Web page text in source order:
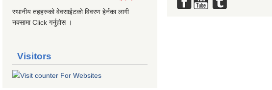
स्थानीय तहहरुको वेवसाईटको विवरण हेर्नका लागी
नक्सामा Click गर्नुहोस ।
Visitors